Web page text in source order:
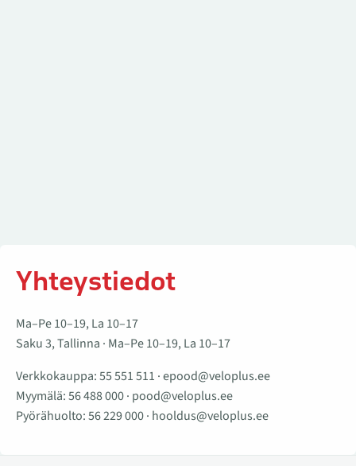
Yhteystiedot
Ma–Pe 10–19, La 10–17
Saku 3, Tallinna · Ma–Pe 10–19, La 10–17
Verkkokauppa:55 551 511 ·epood@veloplus.ee
Myymälä:56 488 000· pood@veloplus.ee
Pyörähuolto:56 229 000· hooldus@veloplus.ee